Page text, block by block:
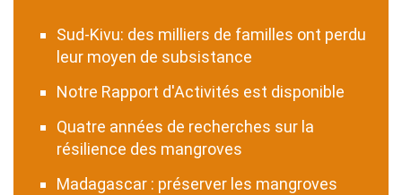
Sud-Kivu: des milliers de familles ont perdu
leur moyen de subsistance
Notre Rapport d'Activités est disponible
Quatre années de recherches sur la
résilience des mangroves
Madagascar : préserver les mangroves